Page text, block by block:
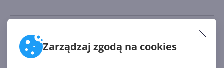
Zarządzaj zgodą na cookies
https://www.microsoft.com/pl-
pl/p/altspacevr/9nvr7mn2fchq